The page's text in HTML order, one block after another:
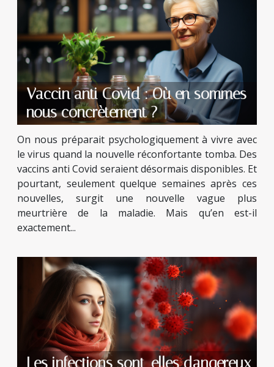
Vaccin anti Covid : Où en sommes-
nous concrètement ?
On nous préparait psychologiquement à vivre avec
le virus quand la nouvelle réconfortante tomba. Des
vaccins anti Covid seraient désormais disponibles. Et
pourtant, seulement quelque semaines après ces
nouvelles, surgit une nouvelle vague plus
meurtrière de la maladie. Mais qu’en est-il
exactement...
Les infections sont-elles dangereux